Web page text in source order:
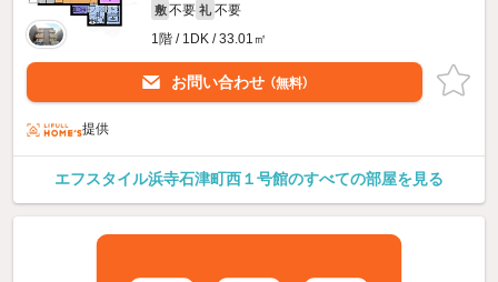
敷 不要 礼 不要
1階 / 1DK / 33.01㎡
お問い合わせ （無料）
提供
エフスタイル浜寺石津町西１号館のすべての部屋を見る